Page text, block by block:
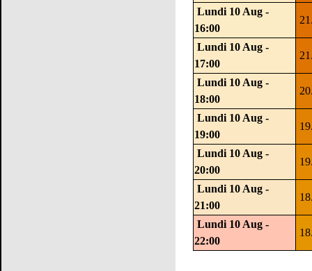
Lundi 10 Aug -
16:00
Lundi 10 Aug -
17:00
Lundi 10 Aug -
18:00
Lundi 10 Aug -
19:00
Lundi 10 Aug -
20:00
Lundi 10 Aug -
21:00
Lundi 10 Aug -
22:00